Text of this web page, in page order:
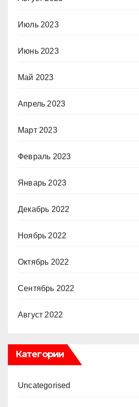
Июль 2023
Июнь 2023
Май 2023
Апрель 2023
Март 2023
Февраль 2023
Январь 2023
Декабрь 2022
Ноябрь 2022
Октябрь 2022
Сентябрь 2022
Август 2022
Категории
Uncategorised